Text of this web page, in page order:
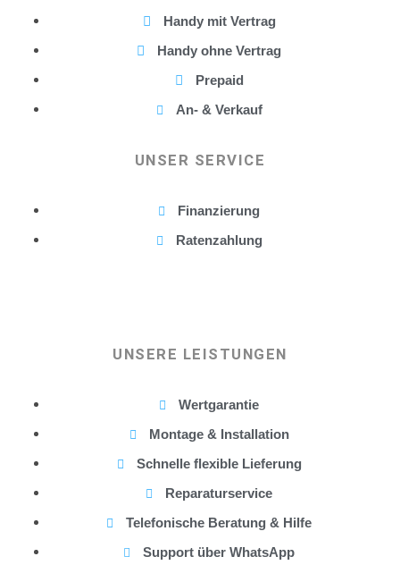
Handy mit Vertrag
Handy ohne Vertrag
Prepaid
An- & Verkauf
UNSER SERVICE
Finanzierung
Ratenzahlung
UNSERE LEISTUNGEN
Wertgarantie
Montage & Installation
Schnelle flexible Lieferung
Reparaturservice
Telefonische Beratung & Hilfe
Support über WhatsApp